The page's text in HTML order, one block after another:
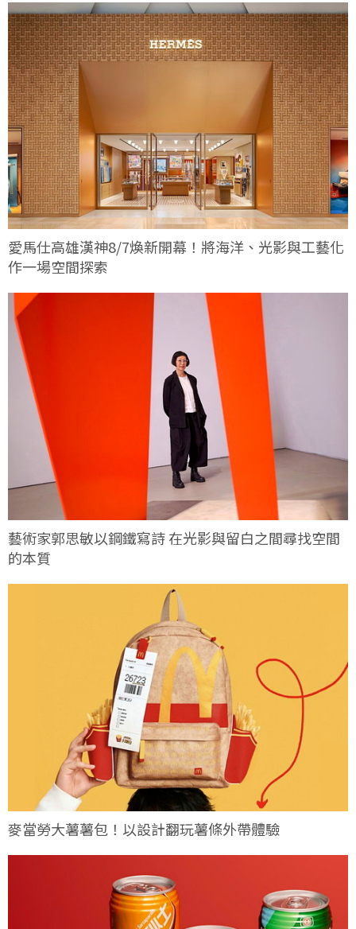
愛馬仕高雄漢神8/7煥新開幕！將海洋、光影與工藝化
作一場空間探索
藝術家郭思敏以鋼鐵寫詩 在光影與留白之間尋找空間
的本質
麥當勞大薯薯包！以設計翻玩薯條外帶體驗